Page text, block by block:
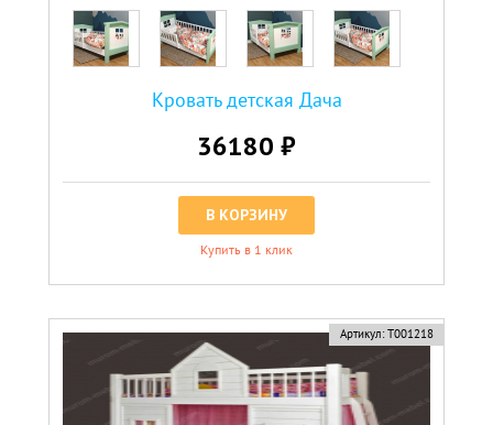
Кровать детская Дача
36180 ₽
В КОРЗИНУ
Купить в 1 клик
Артикул: Т001218